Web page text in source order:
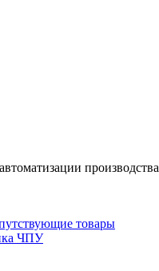
производства
товары
ЧПУ